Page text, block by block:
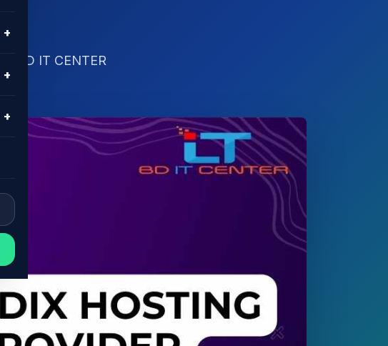
+
+
+
BD IT CENTER